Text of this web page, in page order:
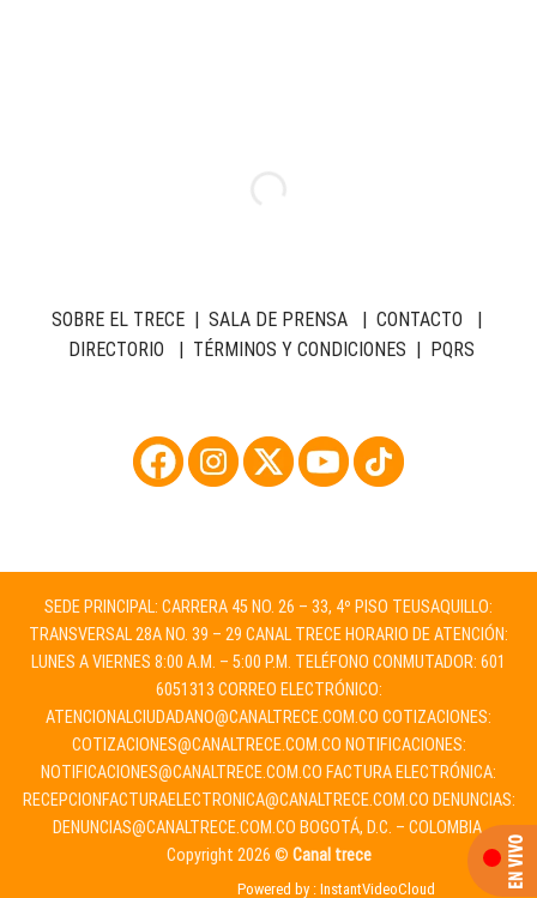
SOBRE EL TRECE| SALA DE PRENSA| CONTACTO |
DIRECTORIO | TÉRMINOS Y CONDICIONES | PQRS
SEDE PRINCIPAL: CARRERA 45 NO. 26 – 33, 4º PISO TEUSAQUILLO:
TRANSVERSAL 28A NO. 39 – 29 CANAL TRECE HORARIO DE ATENCIÓN:
LUNES A VIERNES 8:00 A.M. – 5:00 P.M. TELÉFONO CONMUTADOR: 601
6051313 CORREO ELECTRÓNICO:
ATENCIONALCIUDADANO@CANALTRECE.COM.CO COTIZACIONES:
COTIZACIONES@CANALTRECE.COM.CO NOTIFICACIONES:
NOTIFICACIONES@CANALTRECE.COM.CO FACTURA ELECTRÓNICA:
RECEPCIONFACTURAELECTRONICA@CANALTRECE.COM.CO DENUNCIAS:
DENUNCIAS@CANALTRECE.COM.CO BOGOTÁ, D.C. – COLOMBIA.
Copyright 2026 © Canal trece
Powered by : InstantVideoCloud